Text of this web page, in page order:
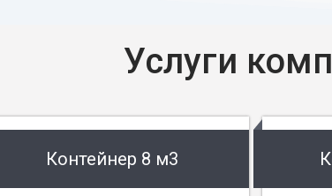
Услуги
Контейнер 8 м3